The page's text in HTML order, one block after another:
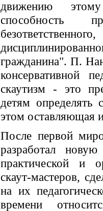
движению
способность
гражданина". П.
консервативной
скаутизм - это
детям
этом оставляющая
После первой
разработал
практической и
скаут-мастеров,
на их
времени